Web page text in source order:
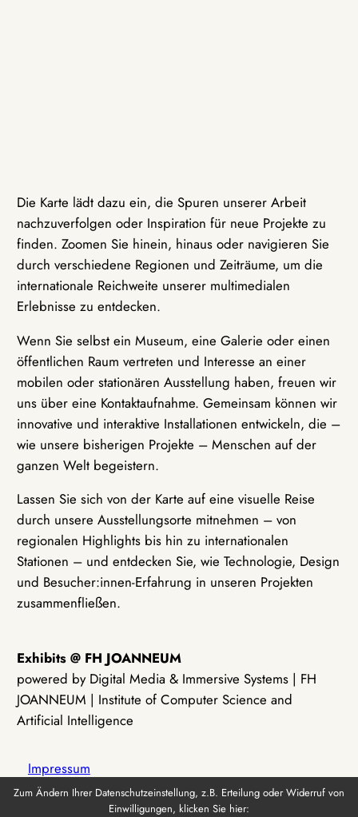
Die Karte lädt dazu ein, die Spuren unserer Arbeit
nachzuverfolgen oder Inspiration für neue Projekte zu
finden. Zoomen Sie hinein, hinaus oder navigieren Sie
durch verschiedene Regionen und Zeiträume, um die
internationale Reichweite unserer multimedialen
Erlebnisse zu entdecken.
Wenn Sie selbst ein Museum, eine Galerie oder einen
öffentlichen Raum vertreten und Interesse an einer
mobilen oder stationären Ausstellung haben, freuen wir
uns über eine Kontaktaufnahme. Gemeinsam können wir
innovative und interaktive Installationen entwickeln, die –
wie unsere bisherigen Projekte – Menschen auf der
ganzen Welt begeistern.
Lassen Sie sich von der Karte auf eine visuelle Reise
durch unsere Ausstellungsorte mitnehmen – von
regionalen Highlights bis hin zu internationalen
Stationen – und entdecken Sie, wie Technologie, Design
und Besucher:innen-Erfahrung in unseren Projekten
zusammenfließen.
Exhibits @ FH JOANNEUM
powered by Digital Media & Immersive Systems | FH
JOANNEUM | Institute of Computer Science and
Artificial Intelligence
Impressum
Zum Ändern Ihrer Datenschutzeinstellung, z.B. Erteilung oder Widerruf von
Einwilligungen, klicken Sie hier: